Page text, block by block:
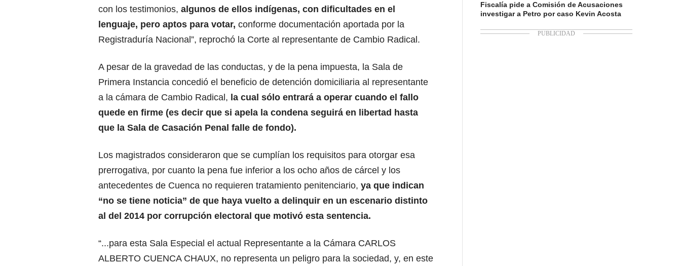
con los testimonios, algunos de ellos indígenas, con dificultades en el
lenguaje, pero aptos para votar, conforme documentación aportada por la
Registraduría Nacional”, reprochó la Corte al representante de Cambio Radical.
A pesar de la gravedad de las conductas, y de la pena impuesta, la Sala de
Primera Instancia concedió el beneficio de detención domiciliaria al representante
a la cámara de Cambio Radical, la cual sólo entrará a operar cuando el fallo
quede en firme (es decir que si apela la condena seguirá en libertad hasta
que la Sala de Casación Penal falle de fondo).
Los magistrados consideraron que se cumplían los requisitos para otorgar esa
prerrogativa, por cuanto la pena fue inferior a los ocho años de cárcel y los
antecedentes de Cuenca no requieren tratamiento penitenciario, ya que indican
“no se tiene noticia” de que haya vuelto a delinquir en un escenario distinto
al del 2014 por corrupción electoral que motivó esta sentencia.
“...para esta Sala Especial el actual Representante a la Cámara CARLOS
ALBERTO CUENCA CHAUX, no representa un peligro para la sociedad, y, en este
Fiscalía pide a Comisión de Acusaciones
investigar a Petro por caso Kevin Acosta